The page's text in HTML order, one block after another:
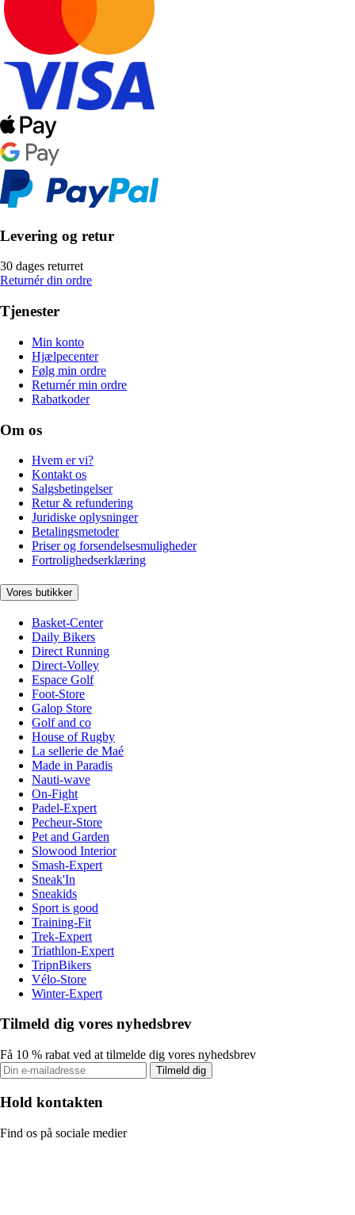
Levering og retur
30 dages returret
Returnér din ordre
Tjenester
Min konto
Hjælpecenter
Følg min ordre
Returnér min ordre
Rabatkoder
Om os
Hvem er vi?
Kontakt os
Salgsbetingelser
Retur & refundering
Juridiske oplysninger
Betalingsmetoder
Priser og forsendelsesmuligheder
Fortrolighedserklæring
Vores butikker
Basket-Center
Daily Bikers
Direct Running
Direct-Volley
Espace Golf
Foot-Store
Galop Store
Golf and co
House of Rugby
La sellerie de Maé
Made in Paradis
Nauti-wave
On-Fight
Padel-Expert
Pecheur-Store
Pet and Garden
Slowood Interior
Smash-Expert
Sneak'In
Sneakids
Sport is good
Training-Fit
Trek-Expert
Triathlon-Expert
TripnBikers
Vélo-Store
Winter-Expert
Tilmeld dig vores nyhedsbrev
Få 10 % rabat ved at tilmelde dig vores nyhedsbrev
Tilmeld dig
Hold kontakten
Find os på sociale medier